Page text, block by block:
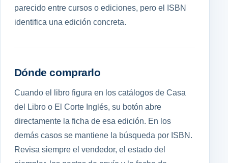
parecido entre cursos o ediciones, pero el ISBN
identifica una edición concreta.
Dónde comprarlo
Cuando el libro figura en los catálogos de Casa
del Libro o El Corte Inglés, su botón abre
directamente la ficha de esa edición. En los
demás casos se mantiene la búsqueda por ISBN.
Revisa siempre el vendedor, el estado del